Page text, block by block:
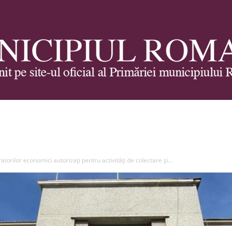
Roman
economici autorizați pentru activități de colectare și...